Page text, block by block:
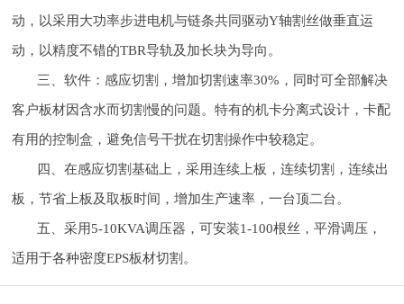
动，以采用大功率步进电机与链条共同驱动Y轴割丝做垂直运
动，以精度不错的TBR导轨及加长块为导向。
三、软件：感应切割，增加切割速率30%，同时可全部解决
客户板材因含水而切割慢的问题。特有的机卡分离式设计，卡配
有用的控制盒，避免信号干扰在切割操作中较稳定。
四、在感应切割基础上，采用连续上板，连续切割，连续出
板，节省上板及取板时间，增加生产速率，一台顶二台。
五、采用5-10KVA调压器，可安装1-100根丝，平滑调压，
适用于各种密度EPS板材切割。